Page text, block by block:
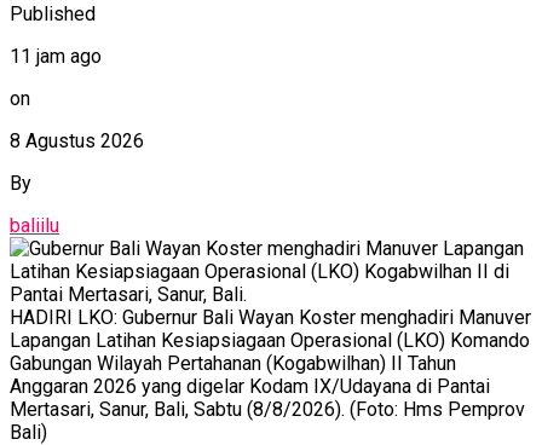
Published
11 jam ago
on
8 Agustus 2026
By
baliilu
HADIRI LKO: Gubernur Bali Wayan Koster menghadiri Manuver
Lapangan Latihan Kesiapsiagaan Operasional (LKO) Komando
Gabungan Wilayah Pertahanan (Kogabwilhan) II Tahun
Anggaran 2026 yang digelar Kodam IX/Udayana di Pantai
Mertasari, Sanur, Bali, Sabtu (8/8/2026). (Foto: Hms Pemprov
Bali)